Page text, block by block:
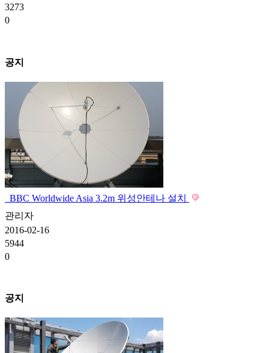
3273
0
공지
BBC Worldwide Asia 3.2m 위성안테나 설치
관리자
2016-02-16
5944
0
공지